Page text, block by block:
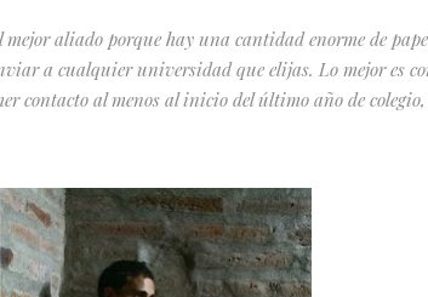
mejor aliado porque hay una cantidad enorme de
a cualquier universidad que elijas. Lo mejor es
contacto al menos al inicio del último año de colegio,